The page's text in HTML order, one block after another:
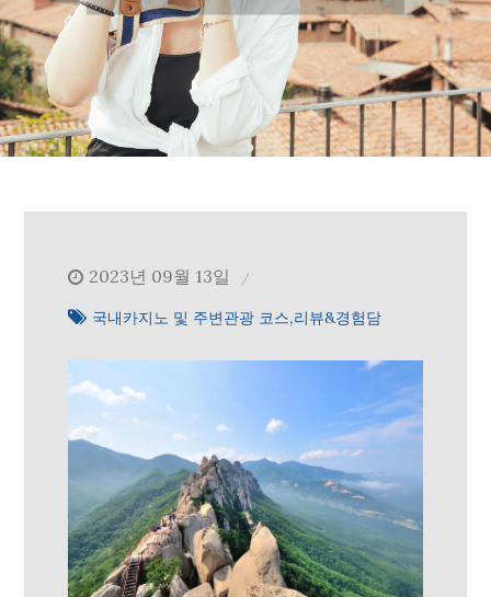
2023년 09월 13일
국내카지노 및 주변관광 코스 리뷰&경험담